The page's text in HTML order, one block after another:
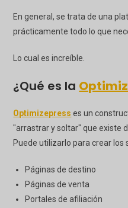
En general, se trata de una
prácticamente todo lo que
Lo cual es increíble.
¿Qué es la
Optimizepress es un
"arrastrar y soltar" que existe
Puede utilizarlo para crear los
Páginas de destino
Páginas de venta
Portales de afiliación